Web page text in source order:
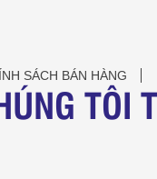
SÁCH BÁN HÀNG
TÔI